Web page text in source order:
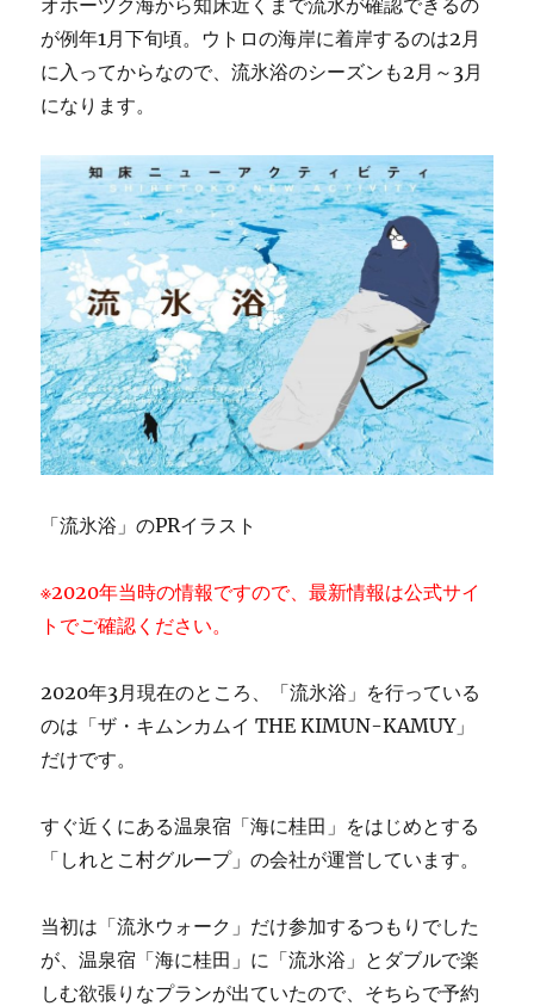
が例年1月下旬頃。ウトロの海岸に着岸するのは2月
に入ってからなので、流氷浴のシーズンも2月～3月
になります。
「流氷浴」のPRイラスト
※2020年当時の情報ですので、最新情報は公式サイ
トでご確認ください。
2020年3月現在のところ、「流氷浴」を行っている
のは「ザ・キムンカムイ THE KIMUN-KAMUY」
だけです。
すぐ近くにある温泉宿「海に桂田」をはじめとする
「しれとこ村グループ」の会社が運営しています。
当初は「流氷ウォーク」だけ参加するつもりでした
が、温泉宿「海に桂田」に「流氷浴」とダブルで楽
しむ欲張りなプランが出ていたので、そちらで予約